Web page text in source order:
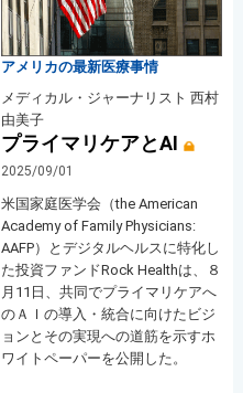
アメリカの最新医療事情
メディカル・ジャーナリスト 西村
由美子
プライマリケアとAI
2025/09/01
米国家庭医学会（the American
Academy of Family Physicians:
AAFP）とデジタルヘルスに特化し
た投資ファンドRock Healthは、８
月11日、共同でプライマリケアへ
のＡＩの導入・統合に向けたビジ
ョンとその実現への道筋を示すホ
ワイトペーパーを公開した。